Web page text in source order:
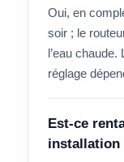
Oui, en
soir ; le
l’eau
réglage
Est-ce
installation